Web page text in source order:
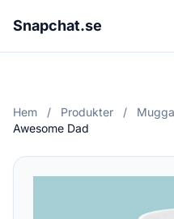
Snapchat.se
Hem / Produkter /
Awesome Dad